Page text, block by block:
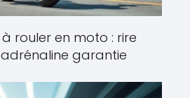
rouler en moto : rire
garantie